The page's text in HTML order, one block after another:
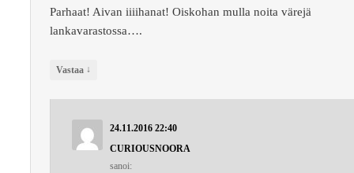
Parhaat! Aivan iiiihanat! Oiskohan mulla noita värejä
lankavarastossa….
Vastaa ↓
24.11.2016 22:40
CURIOUSNOORA
sanoi: